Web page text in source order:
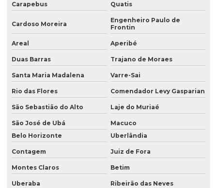
Carapebus Quatis
Cardoso Moreira
Engenheiro Paulo de
Frontin
Areal Aperibé
Duas Barras Trajano de Moraes
Santa Maria Madalena Varre-Sai
Rio das Flores Comendador Levy Gasparian
São Sebastião do Alto Laje do Muriaé
São José de Ubá
Macuco
Belo Horizonte
Uberlândia
Contagem Juiz de Fora
Montes Claros Betim
Uberaba Ribeirão das Neves